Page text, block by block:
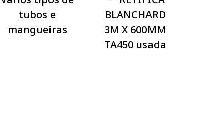
tubos e
mangueiras
BLANCHARD
3M X 600MM
TA450 usada